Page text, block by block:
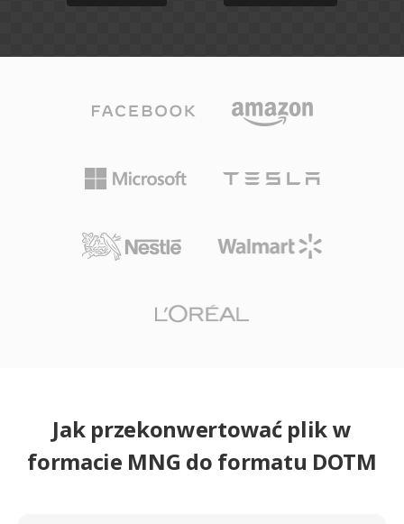
Jak przekonwertować plik w
formacie MNG do formatu DOTM